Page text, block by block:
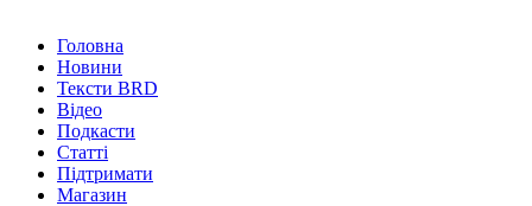
Головна
Новини
Тексти BRD
Відео
Подкасти
Статті
Підтримати
Магазин